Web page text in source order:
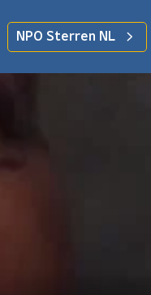
NPO Sterren NL